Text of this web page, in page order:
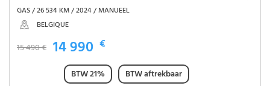
GAS / 26 534 KM / 2024 / MANUEEL
BELGIQUE
15 490 € 14 990 €
BTW 21%
BTW aftrekbaar